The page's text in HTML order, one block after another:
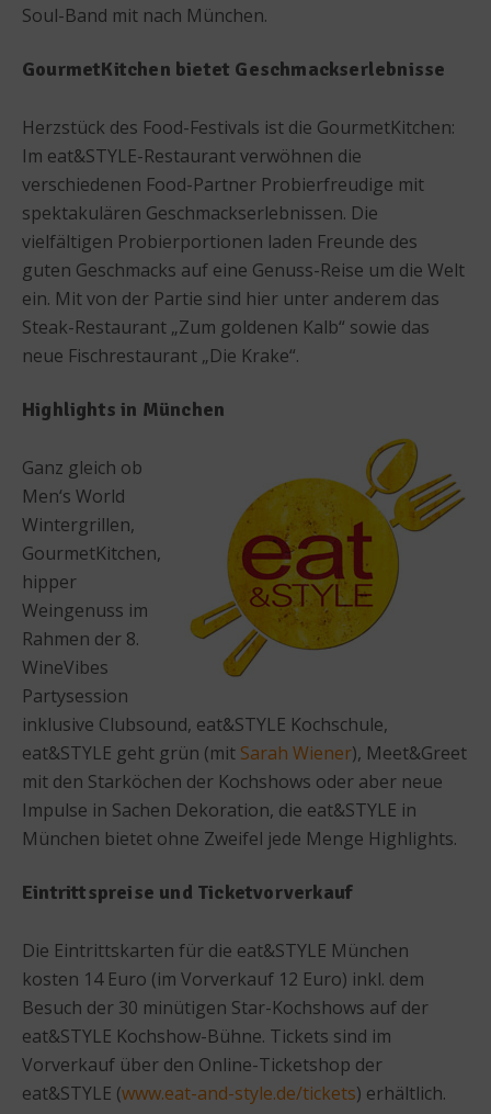
Soul-Band mit nach München.
GourmetKitchen bietet Geschmackserlebnisse
Herzstück des Food-Festivals ist die GourmetKitchen:
Im eat&STYLE-Restaurant verwöhnen die
verschiedenen Food-Partner Probierfreudige mit
spektakulären Geschmackserlebnissen. Die
vielfältigen Probierportionen laden Freunde des
guten Geschmacks auf eine Genuss-Reise um die Welt
ein. Mit von der Partie sind hier unter anderem das
Steak-Restaurant „Zum goldenen Kalb“ sowie das
neue Fischrestaurant „Die Krake“.
Highlights in München
Ganz gleich ob
Men‘s World
Wintergrillen,
GourmetKitchen,
hipper
Weingenuss im
Rahmen der 8.
WineVibes
Partysession
inklusive Clubsound, eat&STYLE Kochschule,
eat&STYLE geht grün (mit Sarah Wiener), Meet&Greet
mit den Starköchen der Kochshows oder aber neue
Impulse in Sachen Dekoration, die eat&STYLE in
München bietet ohne Zweifel jede Menge Highlights.
Eintrittspreise und Ticketvorverkauf
Die Eintrittskarten für die eat&STYLE München
kosten 14 Euro (im Vorverkauf 12 Euro) inkl. dem
Besuch der 30 minütigen Star-Kochshows auf der
eat&STYLE Kochshow-Bühne. Tickets sind im
Vorverkauf über den Online-Ticketshop der
eat&STYLE (www.eat-and-style.de/tickets) erhältlich.